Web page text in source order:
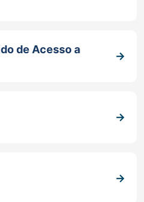
de Acesso a